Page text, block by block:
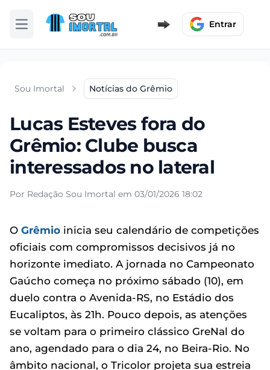
Abrir menu Entrar
Sou Imortal Notícias do Grêmio
Lucas Esteves fora do
Grêmio: Clube busca
interessados no lateral
Por Redação Sou Imortal em 03/01/2026 18:02
O Grêmio inicia seu calendário de competições
oficiais com compromissos decisivos já no
horizonte imediato. A jornada no Campeonato
Gaúcho começa no próximo sábado (10), em
duelo contra o Avenida-RS, no Estádio dos
Eucaliptos, às 21h. Pouco depois, as atenções
se voltam para o primeiro clássico GreNal do
ano, agendado para o dia 24, no Beira-Rio. No
âmbito nacional, o Tricolor projeta sua estreia